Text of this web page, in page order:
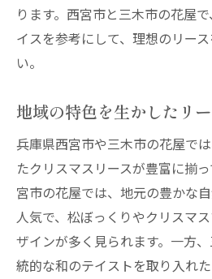
ります。西宮市と三木市の花屋
イスを参考にして、理想のリー
い。
地域の特色を生かしたリ
兵庫県西宮市や三木市の花屋で
たクリスマスリースが豊富に揃
宮市の花屋では、地元の豊かな
人気で、松ぼっくりやクリスマ
ザインが多く見られます。一方
統的な和のテイストを取り入れ